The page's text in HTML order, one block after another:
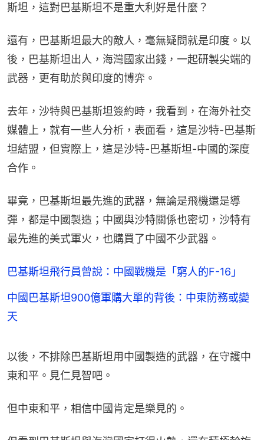
斯坦，這對巴基斯坦不是重大利好是什麼？
還有，巴基斯坦最大的敵人，毫無疑問就是印度。以
後，巴基斯坦出人，海灣國家出錢，一起研製尖端的
武器，更有助於與印度的博弈。
去年，沙特與巴基斯坦簽約時，我看到，在海外社交
媒體上，就有一些人分析，表面看，這是沙特-巴基斯
坦結盟，但實際上，這是沙特-巴基斯坦-中國的深度
合作。
畢竟，巴基斯坦最先進的武器，無論是飛機還是導
彈，都是中國製造；中國與沙特關係也密切，沙特有
最先進的美式軍火，也購買了中國不少武器。
巴基斯坦飛行員曾說：中國戰機是「窮人的F-16」
中國巴基斯坦900億軍購大單的背後：中東防務或變
天
以後，不排除巴基斯坦用中國製造的武器，在守護中
東和平。見仁見智吧。
但中東和平，相信中國肯定是樂見的。